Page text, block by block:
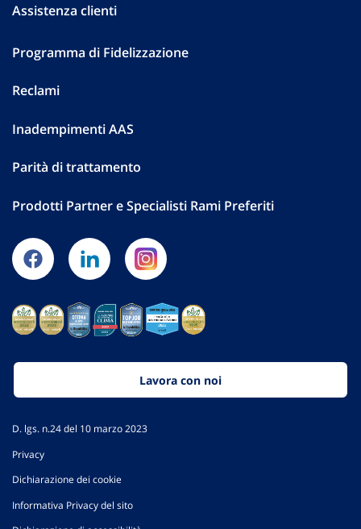
Assistenza clienti
Programma di Fidelizzazione
Reclami
Inadempimenti AAS
Parità di trattamento
Prodotti Partner e Specialisti Rami Preferiti
Lavora con noi
D. lgs. n.24 del 10 marzo 2023
Privacy
Dichiarazione dei cookie
Informativa Privacy del sito